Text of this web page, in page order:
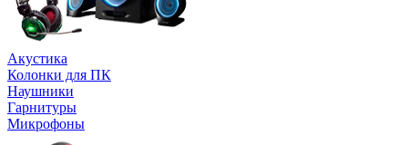
Акустика
Колонки для ПК
Наушники
Гарнитуры
Микрофоны